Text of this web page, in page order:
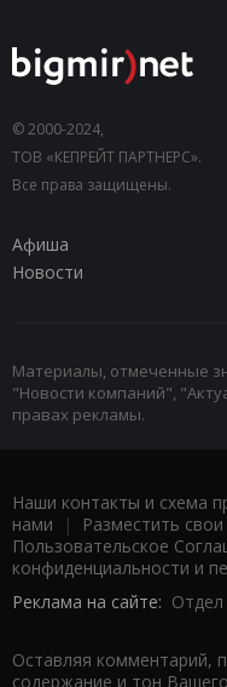
© 2000-2024,
ТОВ «КЕПРЕЙТ ПАРТНЕРС».
Все права защищены.
Афиша
Новости
Материалы, отмеченные
"Новости компаний",
правах рекламы.
Наши контакты и схема
нами | Разместить
Пользовательское
конфиденциальности и
Реклама на сайте:
Оставляя комментарий,
содержание и тон